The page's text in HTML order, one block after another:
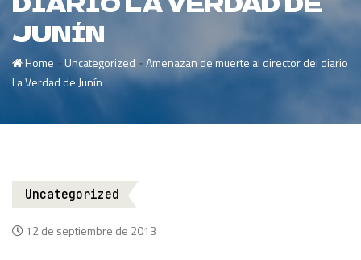
JUNÍN
Home -Uncategorized -Amenazan de muerte al director del diario
La Verdad de Junín
Uncategorized
12 de septiembre de 2013